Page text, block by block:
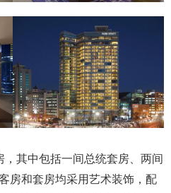
其中包括一间总统套房、两间
房和套房均采用艺术装饰，配